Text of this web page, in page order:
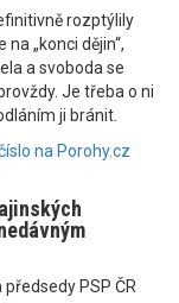
rozptýlily
„konci dějin“,
a svoboda se
Je třeba o ni
ji bránit.
na Porohy.cz
PSP ČR